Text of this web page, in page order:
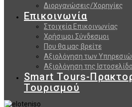
Διοργανώσεις/Χορηγίες
Επικοινωνία
Στοιχεία Επικοινωνίας
Χρήσιμοι Σύνδεσμοι
Που θα μας βρείτε
Αξιολόγηση των
Αξιολόγηση της
Smart Tours-
Τουρισμού